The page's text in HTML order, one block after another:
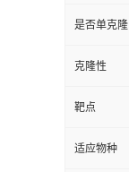
是否单克隆
克隆性
靶点
适应物种